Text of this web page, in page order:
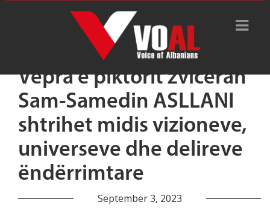
Vepra e piktorit zviceran
Sam-Samedin ASLLANI
shtrihet midis vizioneve,
universeve dhe delireve
ëndërrimtare
September 3, 2023